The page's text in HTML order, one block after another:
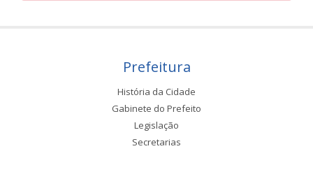
Prefeitura
História da Cidade
Gabinete do Prefeito
Legislação
Secretarias